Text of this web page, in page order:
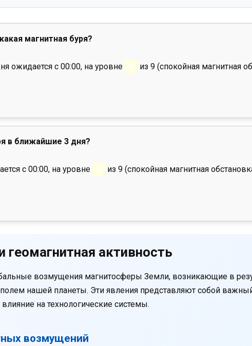
магнитная буря?
ожидается с 00:00, на уровне 0 из 9 (спокойная магнитная
в ближайшие 3 дня?
с 00:00, на уровне 0 из 9 (спокойная магнитная
геомагнитная активность
возмущения магнитосферы Земли, возникающие в
нашей планеты. Эти явления представляют собой
на технологические системы.
возмущений